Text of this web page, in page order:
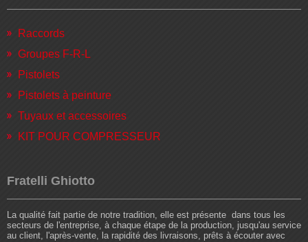
Raccords
Groupes F-R-L
Pistolets
Pistolets à peinture
Tuyaux et accessoires
KIT POUR COMPRESSEUR
Fratelli Ghiotto
La qualité fait partie de notre tradition, elle est présente dans tous les
secteurs de l'entreprise, à chaque étape de la production, jusqu'au service
au client, l'après-vente, la rapidité des livraisons, prêts à écouter avec